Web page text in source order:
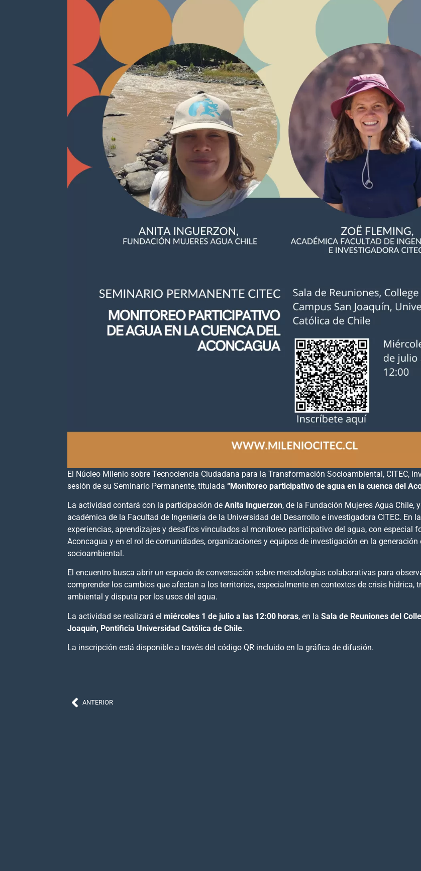
El Núcleo Milenio sobre Tecnociencia Ciudadana para la Transformación Socioambiental, CITEC,
sesión de su Seminario Permanente, titulada“Monitoreo participativo de agua en la cuenca del
La actividad contará con la participación deAnita Inguerzon, de la Fundación Mujeres Agua Chile,
académica de la Facultad de Ingeniería de la Universidad del Desarrollo e investigadora CITEC. En
experiencias, aprendizajes y desafíos vinculados al monitoreo participativo del agua, con especial
Aconcagua y en el rol de comunidades, organizaciones y equipos de investigación en la
socioambiental.
El encuentro busca abrir un espacio de conversación sobre metodologías colaborativas para
comprender los cambios que afectan a los territorios, especialmente en contextos de crisis hídrica,
ambiental y disputa por los usos del agua.
La actividad se realizará elmiércoles 1 de julio a las 12:00 horas, en laSala de Reuniones del
Joaquín, Pontificia Universidad Católica de Chile.
La inscripción está disponible a través del código QR incluido en la gráfica de difusión.
ANTERIOR